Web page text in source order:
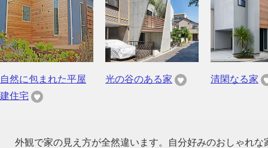
自然に包まれた平屋
建住宅
光の谷のある家 清閑なる家
外観で家の見え方が全然違います。自分好みのおしゃれ